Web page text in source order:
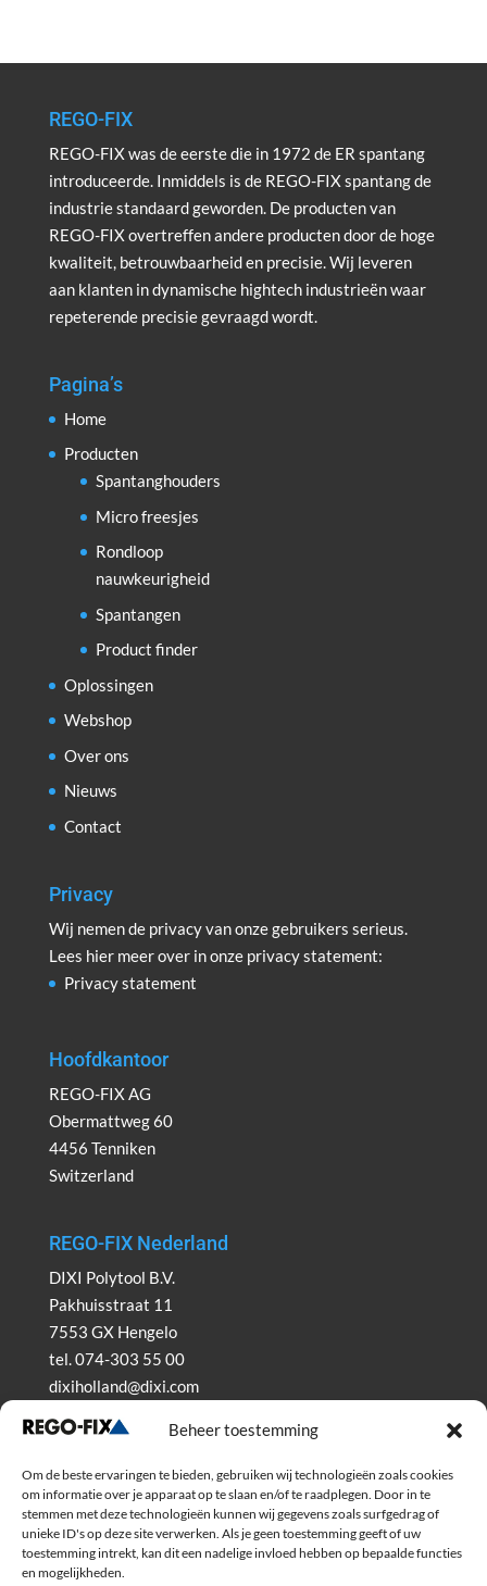
Beheer toestemming
Om de beste ervaringen te bieden, gebruiken wij technologieën zoals cookies
om informatie over je apparaat op te slaan en/of te raadplegen. Door in te
stemmen met deze technologieën kunnen wij gegevens zoals surfgedrag of
unieke ID's op deze site verwerken. Als je geen toestemming geeft of uw
toestemming intrekt, kan dit een nadelige invloed hebben op bepaalde functies
en mogelijkheden.
REGO-FIX
REGO-FIX was de eerste die in 1972 de ER spantang
introduceerde. Inmiddels is de REGO-FIX spantang de
industrie standaard geworden. De producten van
REGO-FIX overtreffen andere producten door de hoge
kwaliteit, betrouwbaarheid en precisie. Wij leveren
aan klanten in dynamische hightech industrieën waar
repeterende precisie gevraagd wordt.
Pagina’s
Home
Producten
Spantanghouders
Micro freesjes
Rondloop
nauwkeurigheid
Spantangen
Product finder
Oplossingen
Webshop
Over ons
Nieuws
Contact
Privacy
Wij nemen de privacy van onze gebruikers serieus.
Lees hier meer over in onze privacy statement:
Privacy statement
Hoofdkantoor
REGO-FIX AG
Obermattweg 60
4456 Tenniken
Switzerland
REGO-FIX Nederland
DIXI Polytool B.V.
Pakhuisstraat 11
7553 GX Hengelo
tel. 074-303 55 00
dixiholland@dixi.com
Volg ons op Linkedin